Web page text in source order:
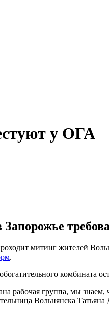
у ОГА
митинг жителей
.
комбината
рабочая группа, мы
Вольнянска Татьяна